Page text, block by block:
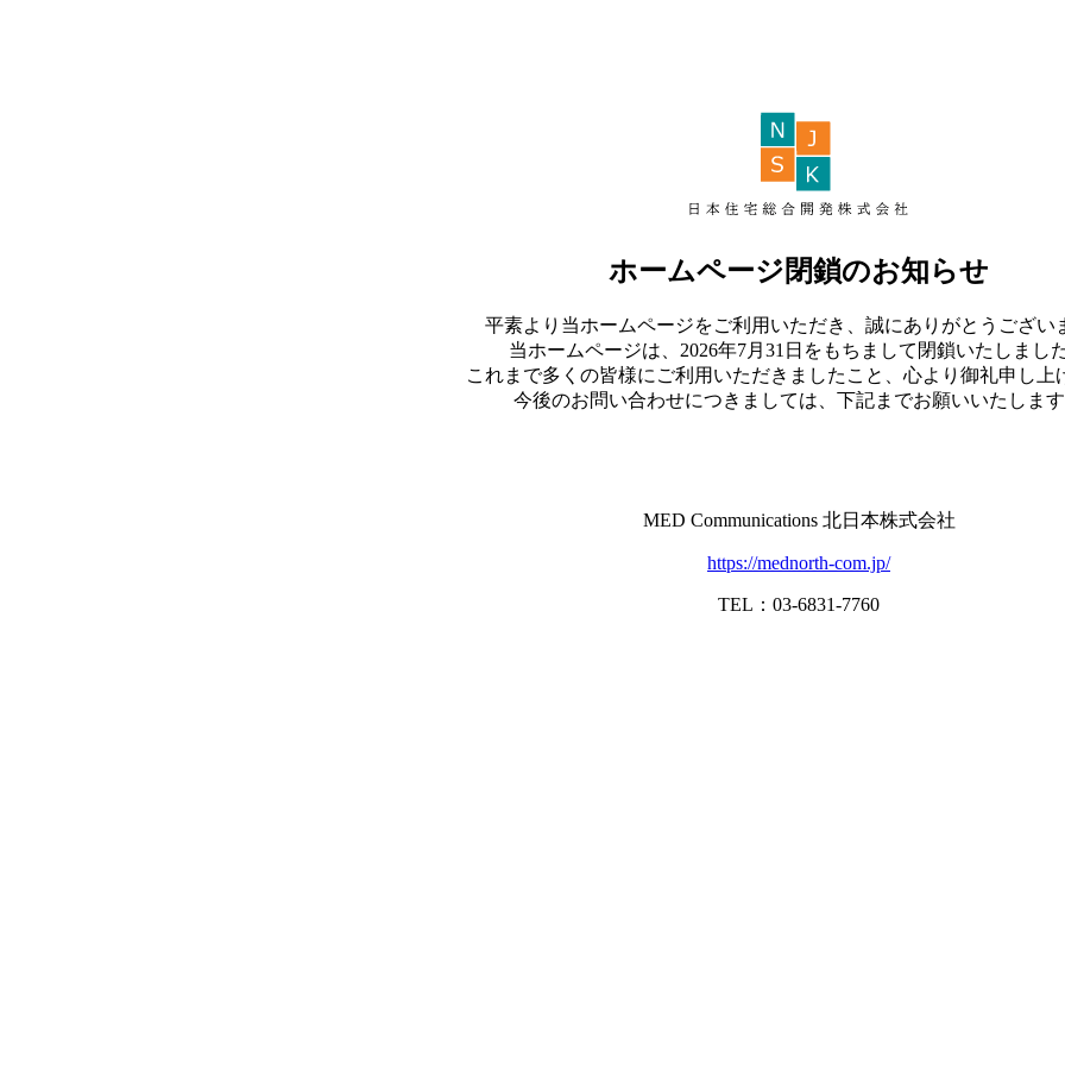
ホームページ閉鎖のお知らせ
平素より当ホームページをご利用いただき、誠にありがとうござい
当ホームページは、2026年7月31日をもちまして閉鎖いたしました
これまで多くの皆様にご利用いただきましたこと、心より御礼申し上
今後のお問い合わせにつきましては、下記までお願いいたします
MED Communications 北日本株式会社
https://mednorth-com.jp/
TEL：03-6831-7760